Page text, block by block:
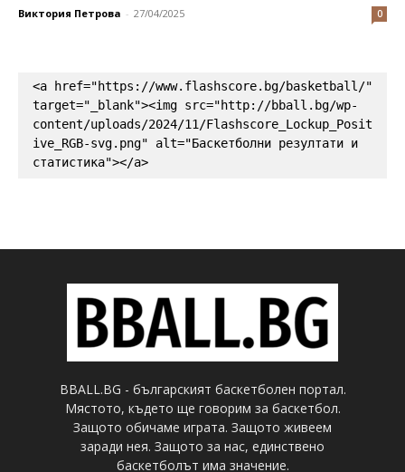
Виктория Петрова - 27/04/2025 0
<a href="https://www.flashscore.bg/basketball/"
target="_blank"><img src="http://bball.bg/wp-
content/uploads/2024/11/Flashscore_Lockup_Posit
ive_RGB-svg.png" alt="Баскетболни резултати и
статистика"></a>
BBALL.BG - българският баскетболен портал.
Мястото, където ще говорим за баскетбол.
Защото обичаме играта. Защото живеем
заради нея. Защото за нас, единствено
баскетболът има значение.